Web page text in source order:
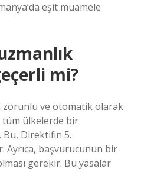
eşit muamele
mi?
zorunlu ve otomatik olarak
tüm ülkelerde bir
Bu, Direktifin 5.
Ayrıca, başvurucunun bir
gerekir. Bu yasalar